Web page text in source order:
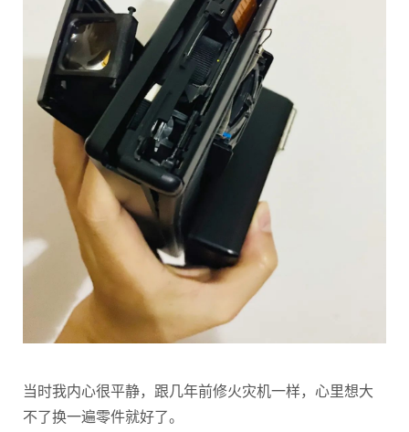
当时我内心很平静，跟几年前修火灾机一样，心里想大
不了换一遍零件就好了。